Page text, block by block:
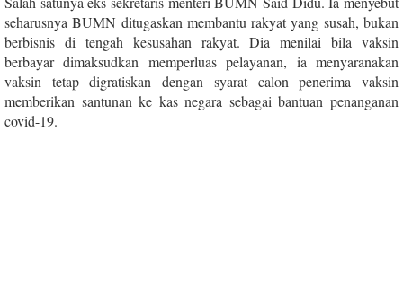
seharusnya BUMN ditugaskan membantu rakyat yang susah, bukan
berbisnis di tengah kesusahan rakyat. Dia menilai bila vaksin
berbayar dimaksudkan memperluas pelayanan, ia menyaranakan
vaksin tetap digratiskan dengan syarat calon penerima vaksin
memberikan santunan ke kas negara sebagai bantuan penanganan
covid-19.